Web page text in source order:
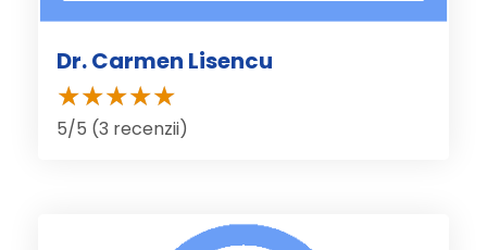
Dr. Carmen Lisencu
5/5 (3 recenzii)